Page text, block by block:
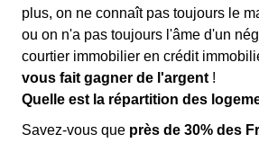
plus, on ne connaît pas toujours le
ou on n'a pas toujours l'âme d'un
courtier immobilier en crédit
vous fait gagner de l'argent !
Quelle est la répartition des
Savez-vous que près de 30% des